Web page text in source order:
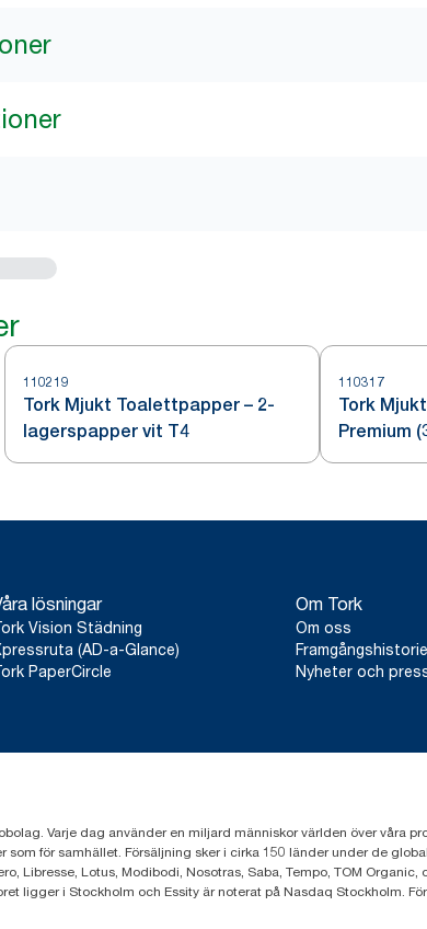
110219
Tork Mjukt Toalettpapper – 2-
lagerspapper vit T4
110317
Tork
Premium
lösningar
Vision Städning
(AD-a-Glance)
PaperCircle
Om Tork
Om oss
Nyheter och
Varje dag använder en miljard människor världen över våra
för samhället. Försäljning sker i cirka 150 länder under de
Libresse, Lotus, Modibodi, Nosotras, Saba, Tempo, TOM
ligger i Stockholm och Essity är noterat på Nasdaq Stockholm.